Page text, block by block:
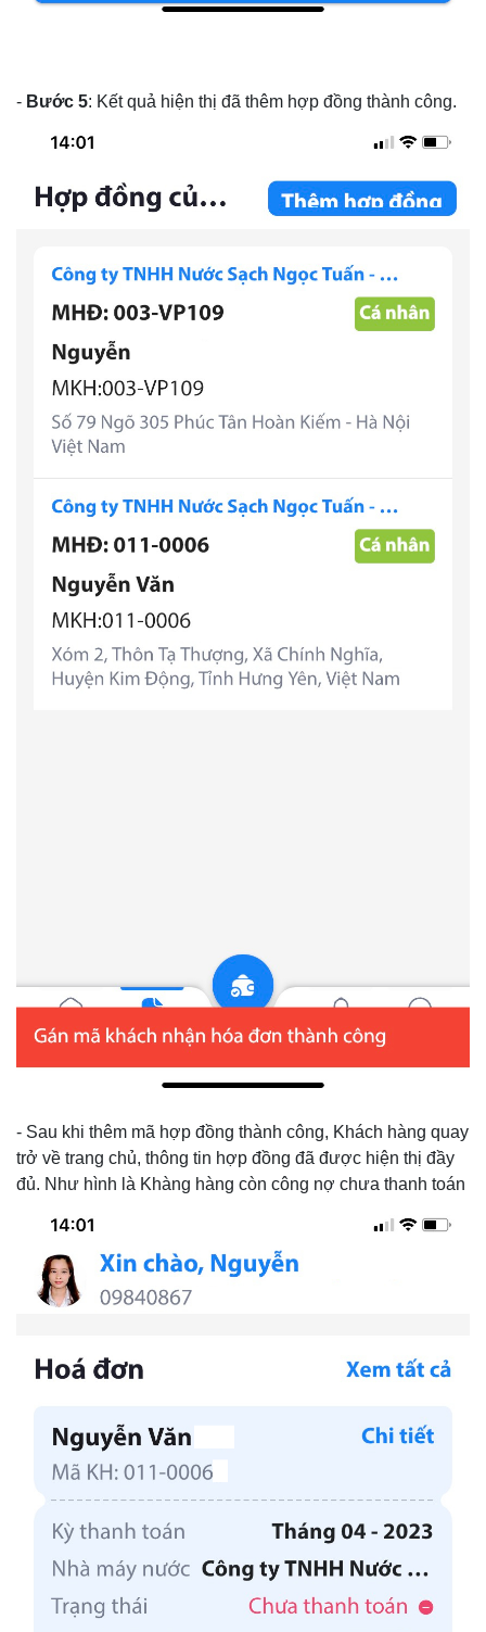
- Bước 5: Kết quả hiện thị đã thêm hợp đồng thành công.
- Sau khi thêm mã hợp đồng thành công, Khách hàng quay
trở về trang chủ, thông tin hợp đồng đã được hiện thị đầy
đủ. Như hình là Khàng hàng còn công nợ chưa thanh toán